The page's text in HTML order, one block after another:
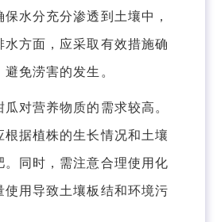
水分充分渗透到土壤中，
水方面，应采取有效措施确
免涝害的发生。
营养物质的需求较高。
根据植株的生长情况和土壤
。同时，需注意合理使用化
使用导致土壤板结和环境污